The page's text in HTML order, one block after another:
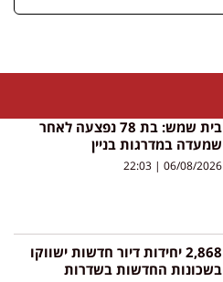
בית שמש: בת 78 נפצעה לאחר
שמעדה במדרגות בניין
06/08/2026
2,868 יחידות דיור חדשות ישווקו
בשכונות החדשות בשדרות